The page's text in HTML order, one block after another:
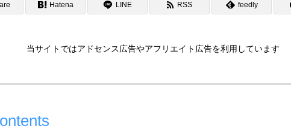
Hatena LINE RSS feedly
当サイトではアドセンス広告やアフリエイト広告を利用しています